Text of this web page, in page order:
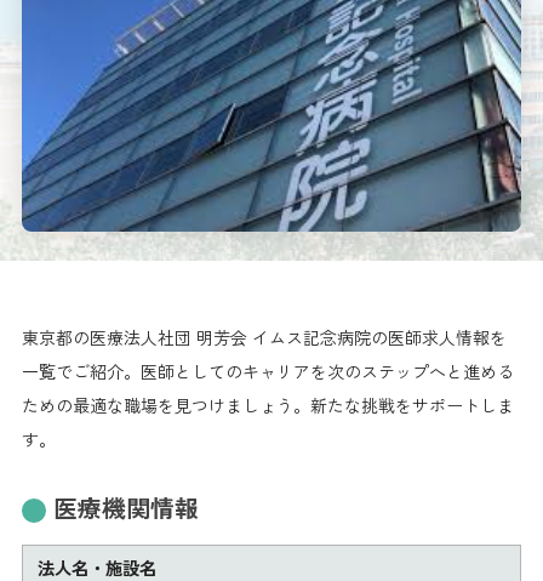
東京都の医療法人社団 明芳会 イムス記念病院の医師求人情報を
一覧でご紹介。医師としてのキャリアを次のステップへと進める
ための最適な職場を見つけましょう。新たな挑戦をサポートしま
す。
医療機関情報
法人名・施設名